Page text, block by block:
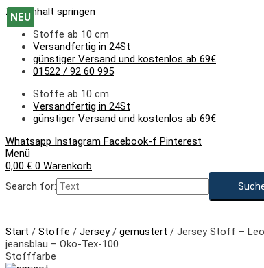
Zum Inhalt springen
Stoffe ab 10 cm
Versandfertig in 24St
günstiger Versand und kostenlos ab 69€
01522 / 92 60 995
Stoffe ab 10 cm
Versandfertig in 24St
günstiger Versand und kostenlos ab 69€
Whatsapp Instagram Facebook-f Pinterest
Menü
0,00 € 0 Warenkorb
Search for:
Start / Stoffe / Jersey/ gemustert / Jersey Stoff –
jeansblau – Öko-Tex-100
Stofffarbe
NEU
NEU
NEU